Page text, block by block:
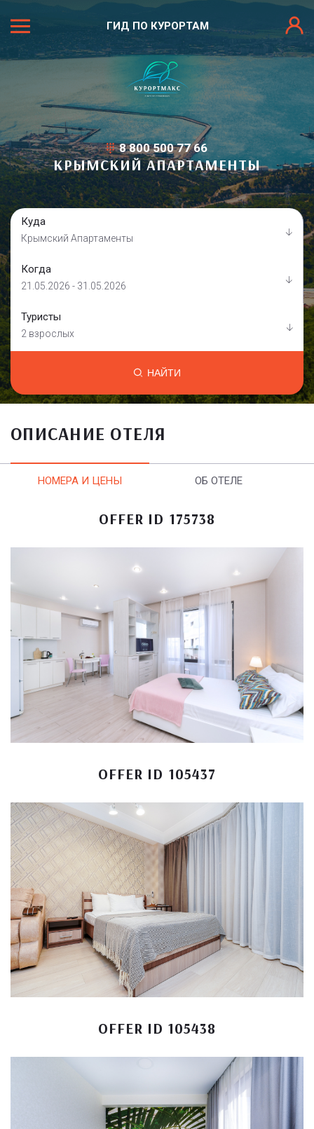
ГИД ПО КУРОРТАМ
8 800 500 77 66
КРЫМСКИЙ АПАРТАМЕНТЫ
Куда
Крымский Апартаменты
Когда
21.05.2026 - 31.05.2026
Туристы
2 взрослых
НАЙТИ
ОПИСАНИЕ ОТЕЛЯ
НОМЕРА И ЦЕНЫ ОБ ОТЕЛЕ
OFFER ID 175738
OFFER ID 105437
OFFER ID 105438